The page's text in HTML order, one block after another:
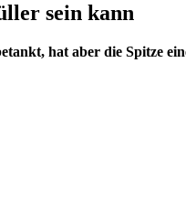
sein kann
hat aber die Spitze